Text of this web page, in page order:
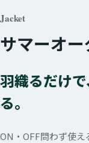
Jacket
サマーオ
羽織るだけ
る。
ON・OFF問わず使え